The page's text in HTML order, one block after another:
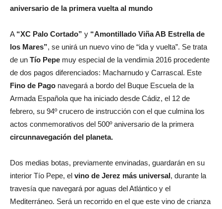
aniversario de la primera vuelta al mundo
A “XC Palo Cortado” y “Amontillado Viña AB Estrella de
los Mares”, se unirá un nuevo vino de “ida y vuelta”. Se trata
de un Tío Pepe muy especial de la vendimia 2016 procedente
de dos pagos diferenciados: Macharnudo y Carrascal. Este
Fino de Pago navegará a bordo del Buque Escuela de la
Armada Española que ha iniciado desde Cádiz, el 12 de
febrero, su 94º crucero de instrucción con el que culmina los
actos conmemorativos del 500º aniversario de la primera
circunnavegación del planeta.
Dos medias botas, previamente envinadas, guardarán en su
interior Tío Pepe, el vino de Jerez más universal, durante la
travesía que navegará por aguas del Atlántico y el
Mediterráneo. Será un recorrido en el que este vino de crianza